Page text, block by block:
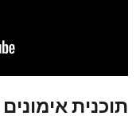
תוכנית